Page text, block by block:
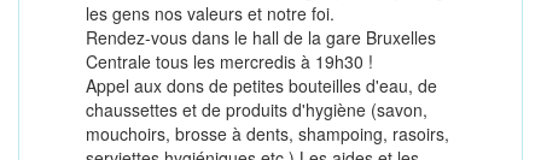
les gens nos valeurs et notre foi.
Rendez-vous dans le hall de la gare Bruxelles
Centrale tous les mercredis à 19h30 !
Appel aux dons de petites bouteilles d'eau, de
chaussettes et de produits d'hygiène (savon,
mouchoirs, brosse à dents, shampoing, rasoirs,